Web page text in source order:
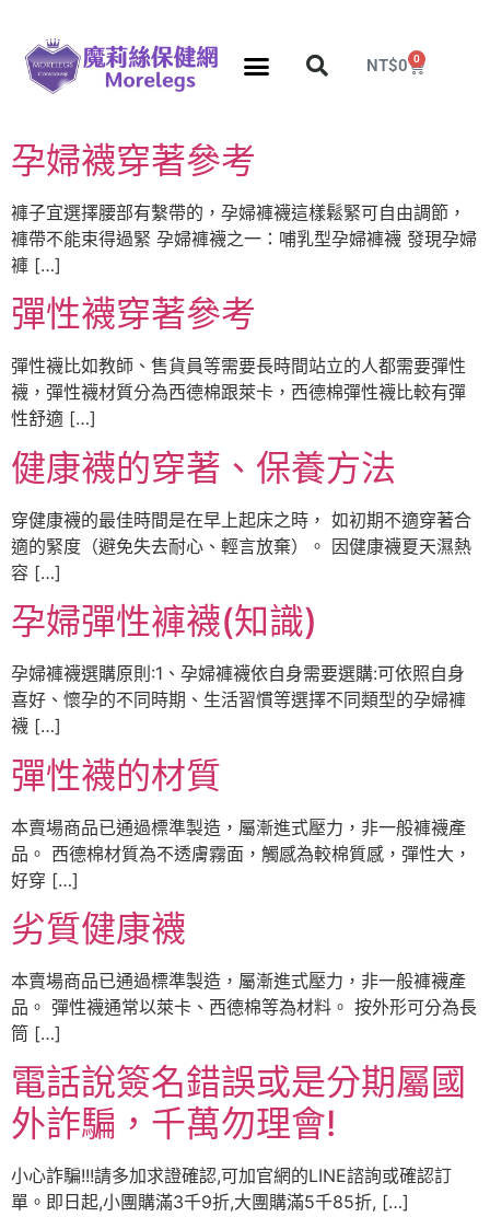
NT$0 0
孕婦襪穿著參考
褲子宜選擇腰部有繫帶的，孕婦褲襪這樣鬆緊可自由調節，
褲帶不能束得過緊 孕婦褲襪之一：哺乳型孕婦褲襪 發現孕婦
褲 […]
彈性襪穿著參考
彈性襪比如教師、售貨員等需要長時間站立的人都需要彈性
襪，彈性襪材質分為西德棉跟萊卡，西德棉彈性襪比較有彈
性舒適 […]
健康襪的穿著、保養方法
穿健康襪的最佳時間是在早上起床之時， 如初期不適穿著合
適的緊度（避免失去耐心、輕言放棄）。 因健康襪夏天濕熱
容 […]
孕婦彈性褲襪(知識)
孕婦褲襪選購原則:1、孕婦褲襪依自身需要選購:可依照自身
喜好、懷孕的不同時期、生活習慣等選擇不同類型的孕婦褲
襪 […]
彈性襪的材質
本賣場商品已通過標準製造，屬漸進式壓力，非一般褲襪產
品。 西德棉材質為不透膚霧面，觸感為較棉質感，彈性大，
好穿 […]
劣質健康襪
本賣場商品已通過標準製造，屬漸進式壓力，非一般褲襪產
品。 彈性襪通常以萊卡、西德棉等為材料。 按外形可分為長
筒 […]
電話說簽名錯誤或是分期屬國
外詐騙，千萬勿理會!
小心詐騙!!!請多加求證確認,可加官網的LINE諮詢或確認訂
單。即日起,小團購滿3千9折,大團購滿5千85折, […]